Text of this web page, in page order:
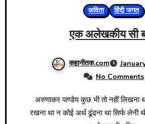
कविता हिंदी जगत
एक अलेखकीय सी
कहानीतक.com
No Comments
अरुणाकर पाण्डेय कुछ भी तो नहीं लिखना था न कोई शब्द याद
रखना था न कोई अर्थ ढूंढना था सिर्फ लेनी